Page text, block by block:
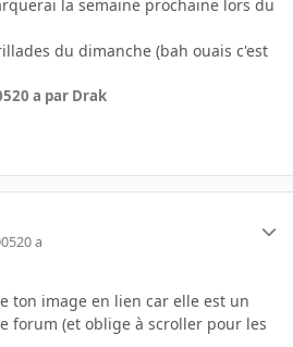
la semaine prochaine lors du
du dimanche (bah ouais c'est
20 a par Drak
20 a
ton image en lien car elle est un
forum (et oblige à scroller pour les